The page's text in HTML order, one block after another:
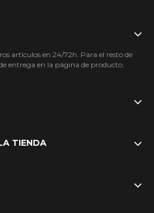
artículos en 24/72h. Para el resto de
entrega en la página de producto.
TIENDA